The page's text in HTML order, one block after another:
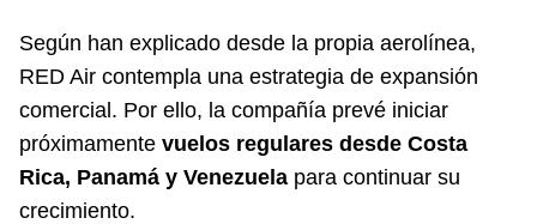
Según han explicado desde la propia aerolínea,
RED Air contempla una estrategia de expansión
comercial. Por ello, la compañía prevé iniciar
próximamente vuelos regulares desde Costa
Rica, Panamá y Venezuela para continuar su
crecimiento.